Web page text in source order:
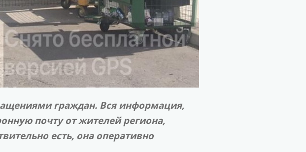
граждан. Вся информация,
почту от жителей региона,
есть, она оперативно